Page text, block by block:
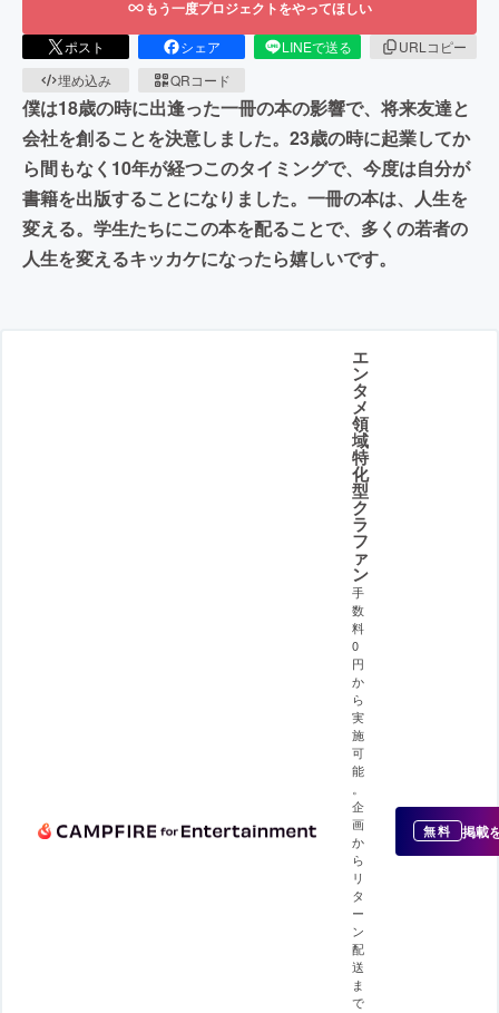
もう一度プロジェクトをやってほしい
ポスト シェア LINEで送る
URLコピー
埋め込み
QRコード
僕は18歳の時に出逢った一冊の本の影響で、将来友達と
会社を創ることを決意しました。23歳の時に起業してか
ら間もなく10年が経つこのタイミングで、今度は自分が
書籍を出版することになりました。一冊の本は、人生を
変える。学生たちにこの本を配ることで、多くの若者の
人生を変えるキッカケになったら嬉しいです。
エ
ン
タ
メ
領
域
特
化
型
ク
ラ
フ
ァ
ン
手
数
料
0
円
か
ら
実
施
可
能
企
画
か
ら
リ
タ
ー
ン
配
送
ま
で
無料 掲載